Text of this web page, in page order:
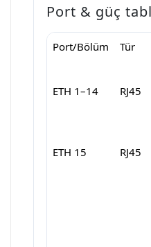
Port & güç
Port/Bölüm Tür
ETH 1–14 RJ45
ETH 15
RJ45